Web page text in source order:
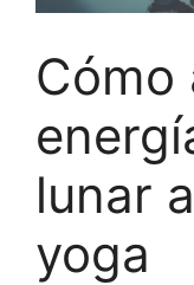
Cómo
lunar
yoga